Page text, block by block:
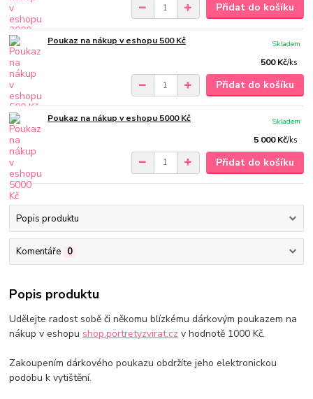
Přidat do košíku
Poukaz na nákup v eshopu 500 Kč
500 Kč/ks
Skladem
Přidat do košíku
Poukaz na nákup v eshopu 5000 Kč
5 000 Kč/ks
Skladem
Přidat do košíku
Popis produktu
Komentáře 0
Popis produktu
Udělejte radost sobě či někomu blízkému dárkovým poukazem na
nákup v eshopu shop.portretyzvirat.cz v hodnotě 1000 Kč.
Zakoupením dárkového poukazu obdržíte jeho elektronickou
podobu k vytištění.